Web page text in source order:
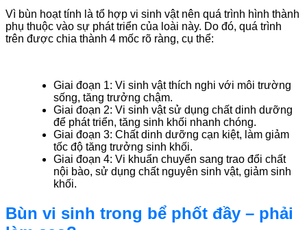
Vì bùn hoạt tính là tổ hợp vi sinh vật nên quá trình hình thành
phụ thuộc vào sự phát triển của loài này. Do đó, quá trình
trên được chia thành 4 mốc rõ ràng, cụ thể:
Giai đoạn 1: Vi sinh vật thích nghi với môi trường
sống, tăng trưởng chậm.
Giai đoạn 2: Vi sinh vật sử dụng chất dinh dưỡng
để phát triển, tăng sinh khối nhanh chóng.
Giai đoạn 3: Chất dinh dưỡng cạn kiệt, làm giảm
tốc độ tăng trưởng sinh khối.
Giai đoạn 4: Vi khuẩn chuyển sang trao đổi chất
nội bào, sử dụng chất nguyên sinh vật, giảm sinh
khối.
Bùn vi sinh trong bể phốt đầy – phải